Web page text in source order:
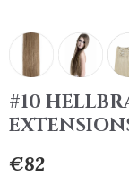
#10
€82